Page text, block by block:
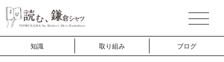
知識 取り組み ブログ